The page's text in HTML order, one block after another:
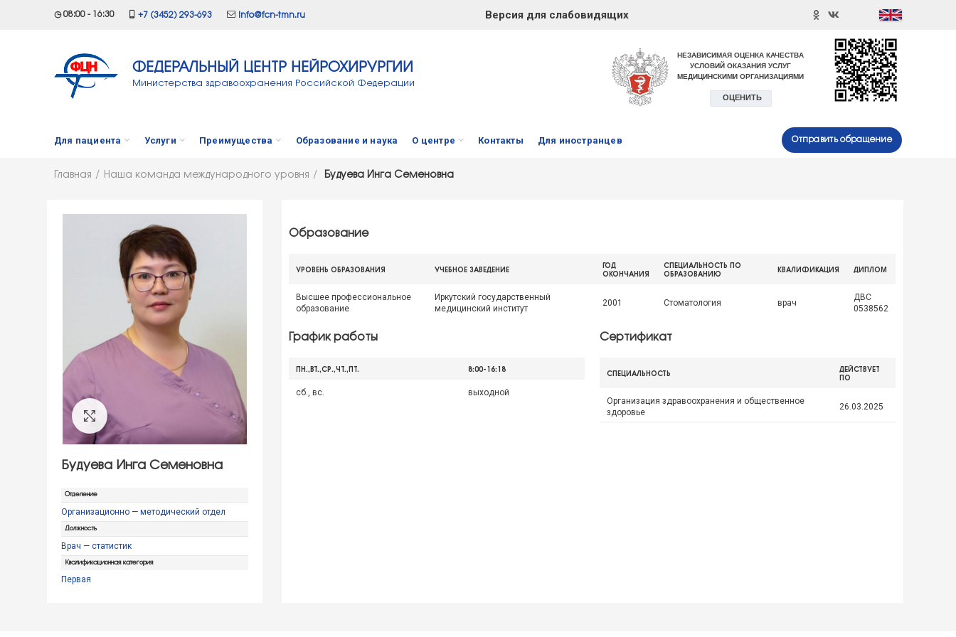
◷ 08:00 - 16:30 +7 (3452) 293-693 info@fcn-tmn.ru Версия для слабовидящих
ФЕДЕРАЛЬНЫЙ ЦЕНТР НЕЙРОХИРУРГИИ
Министерства здравоохранения Российской Федерации
Для пациента Услуги Преимущества Образование и наука О центре Контакты Для иностранцев Отправить обращение
Главная Наша команда международного уровня Будуева Инга Семеновна
Click to enlarge
Будуева Инга Семеновна
Отделение
Организационно — методический отдел
Должность
Врач — статистик
Квалификационная категория
Первая
Образование
УРОВЕНЬ ОБРАЗОВАНИЯ УЧЕБНОЕ ЗАВЕДЕНИЕ
ГОД
ОКОНЧАНИЯ
СПЕЦИАЛЬНОСТЬ ПО
ОБРАЗОВАНИЮ
КВАЛИФИКАЦИЯ ДИПЛОМ
Высшее профессиональное
образование
Иркутский государственный
медицинский институт
2001 Стоматология врач
ДВС
0538562
График работы
ПН.,ВТ.,СР.,ЧТ.,ПТ. 8:00-16:18
сб., вс. выходной
Сертификат
СПЕЦИАЛЬНОСТЬ
ДЕЙСТВУЕТ
ПО
Организация здравоохранения и общественное
здоровье
26.03.2025